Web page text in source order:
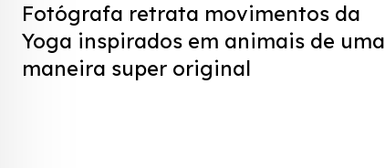
Fotógrafa retrata movimentos da
Yoga inspirados em animais de uma
maneira super original